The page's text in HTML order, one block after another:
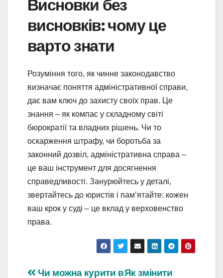
Висновки без
висновків: чому це
варто знати
Розуміння того, як чинне законодавство
визначає поняття адміністративної справи,
дає вам ключ до захисту своїх прав. Це
знання – як компас у складному світі
бюрократії та владних рішень. Чи то
оскарження штрафу, чи боротьба за
законний дозвіл, адміністративна справа –
це ваш інструмент для досягнення
справедливості. Занурюйтесь у деталі,
звертайтесь до юристів і пам’ятайте: кожен
ваш крок у суді – це вклад у верховенство
права.
Як змінити
Чи можна курити в